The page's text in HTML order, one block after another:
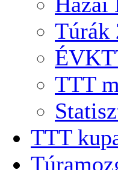
Túrák
TTT
TTT